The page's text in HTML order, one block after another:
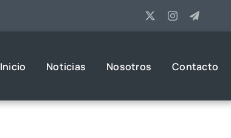
Inicio Noticias Nosotros Contacto